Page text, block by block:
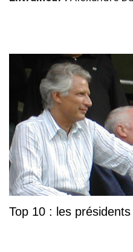
Top 10 : les